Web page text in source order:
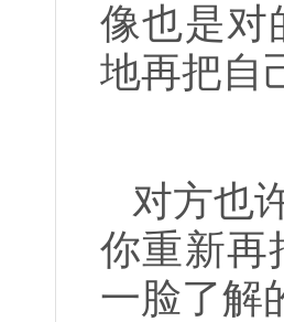
像也是对
地再把自
对方也
你重新再
一脸了解